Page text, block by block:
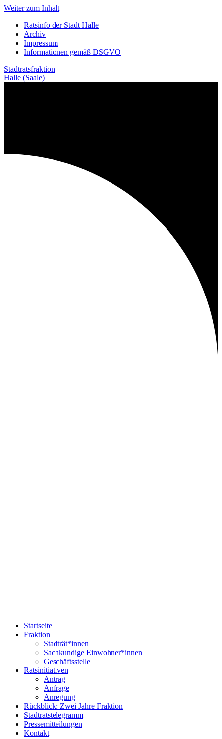
Weiter zum Inhalt
Ratsinfo der Stadt Halle
Archiv
Impressum
Informationen gemäß DSGVO
Stadtratsfraktion
Halle (Saale)
Startseite
Fraktion
Stadträt*innen
Sachkundige Einwohner*innen
Geschäftsstelle
Ratsinitiativen
Antrag
Anfrage
Anregung
Rückblick: Zwei Jahre Fraktion
Stadtratstelegramm
Pressemitteilungen
Kontakt